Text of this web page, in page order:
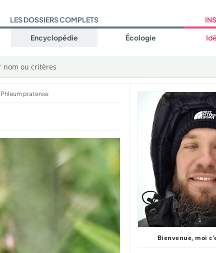
LES DOSSIERS COMPLETS
Encyclopédie Écologie
nom ou critères
Phleum pratense
Bienvenue, moi